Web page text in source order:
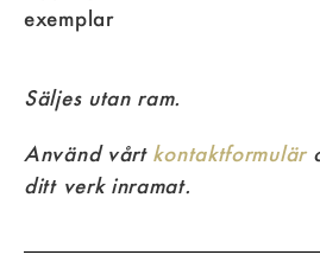
exemplar
Säljes utan ram.
Använd vårt kontaktformulär
ditt verk inramat.